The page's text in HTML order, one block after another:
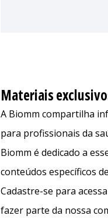
Materiais
A Biomm compartilha
para profissionais da
Biomm é dedicado a
conteúdos específicos
Cadastre-se para
fazer parte da nossa